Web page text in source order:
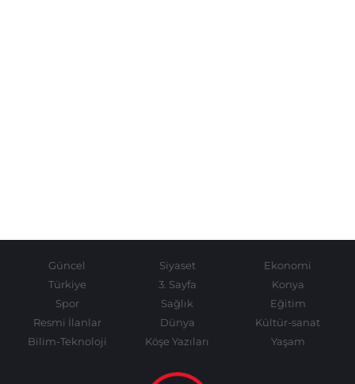
Güncel Siyaset
Ekonomi
Türkiye
3. Sayfa
Konya
Spor
Sağlık
Eğitim
Resmi İlanlar
Dünya
Kültür-sanat
Bilim-Teknoloji
Köşe Yazıları Yaşam